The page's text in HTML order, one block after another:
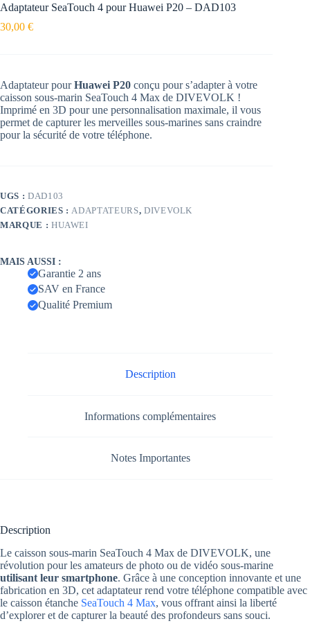
Adaptateur SeaTouch 4 pour Huawei P20 – DAD103
30,00 €
Adaptateur pourHuawei P20 conçu pour s’adapter à votre
caisson sous-marin SeaTouch 4 Max de DIVEVOLK !
Imprimé en 3D pour une personnalisation maximale, il vous
permet de capturer les merveilles sous-marines sans craindre
pour la sécurité de votre téléphone.
UGS : DAD103
CATÉGORIES : ADAPTATEURS, DIVEVOLK
MARQUE : HUAWEI
MAIS AUSSI :
Garantie 2 ans
SAV en France
Qualité Premium
Description
Informations complémentaires
Notes Importantes
Description
Le caisson sous-marin SeaTouch 4 Max de DIVEVOLK, une
révolution pour les amateurs de photo ou de vidéo sous-marine
utilisant leur smartphone. Grâce à une conception innovante et une
fabrication en 3D, cet adaptateur rend votre téléphone compatible avec
le caisson étanche SeaTouch 4 Max, vous offrant ainsi la liberté
d’explorer et de capturer la beauté des profondeurs sans souci.